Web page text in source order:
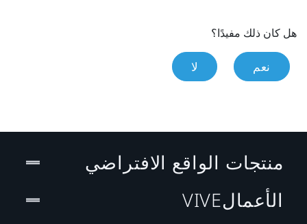
هل كان ذلك مفيدًا؟
نعم لا
منتجات الواقع الافتراضي
الأعمالVIVE